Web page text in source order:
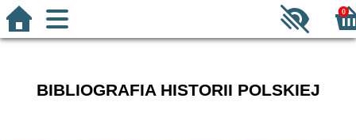
0
BIBLIOGRAFIA HISTORII POLSKIEJ